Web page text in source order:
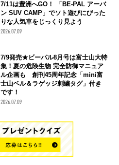
7/11は豊洲へGO！ 「BE-PAL アーバ
ン SUV CAMP」でソト遊びにぴった
りな人気車をじっくり見よう
2026.07.09
7/9発売★ビーパル8月号は富士山大特
集！夏の危険生物 完全防御マニュア
ル企画も 創刊45周年記念「mini富
士山ベル＆ラゲッジ刺繍タグ」付き
です！
2026.07.09